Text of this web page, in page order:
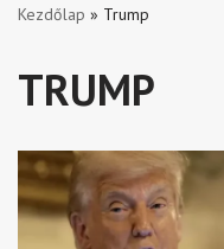
Kezdőlap » Trump
TRUMP